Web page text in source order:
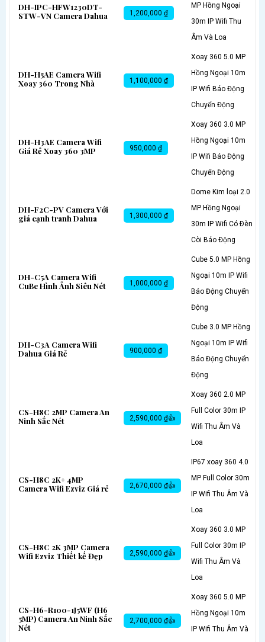
DH-IPC-HFW1230DT-
STW-VN Camera Dahua
1,200,000 ₫
MP Hồng Ngoại
30m IP Wifi Thu
Âm Và Loa
DH-H5AE Camera Wifi
Xoay 360 Trong Nhà
1,100,000 ₫
Xoay 360 5.0 MP
Hồng Ngoại 10m
IP Wifi Báo Động
Chuyển Động
DH-H3AE Camera Wifi
Giá Rẻ Xoay 360 3MP
950,000 ₫
Xoay 360 3.0 MP
Hồng Ngoại 10m
IP Wifi Báo Động
Chuyển Động
DH-F2C-PV Camera Với
giá cạnh tranh Dahua
1,300,000 ₫
Dome Kim loại 2.0
MP Hồng Ngoại
30m IP Wifi Có Ðèn
Còi Báo Động
DH-C5A Camera Wifi
CuBe Hình Ảnh Siêu Nét
1,000,000 ₫
Cube 5.0 MP Hồng
Ngoại 10m IP Wifi
Báo Động Chuyển
Động
DH-C3A Camera Wifi
Dahua Giá Rẻ
900,000 ₫
Cube 3.0 MP Hồng
Ngoại 10m IP Wifi
Báo Động Chuyển
Động
CS-H8C 2MP Camera An
Ninh Sắc Nét
2,590,000 ₫👍
Xoay 360 2.0 MP
Full Color 30m IP
Wifi Thu Âm Và
Loa
CS-H8C 2K+ 4MP
Camera Wifi Ezviz Giá rẻ
2,670,000 ₫👍
IP67 xoay 360 4.0
MP Full Color 30m
IP Wifi Thu Âm Và
Loa
CS-H8C 2K 3MP Camera
Wifi Ezviz Thiết kế Đẹp
2,590,000 ₫👍
Xoay 360 3.0 MP
Full Color 30m IP
Wifi Thu Âm Và
Loa
CS-H6-R100-1J5WF (H6
5MP) Camera An Ninh Sắc
Nét
2,700,000 ₫👍
Xoay 360 5.0 MP
Hồng Ngoại 10m
IP Wifi Thu Âm Và